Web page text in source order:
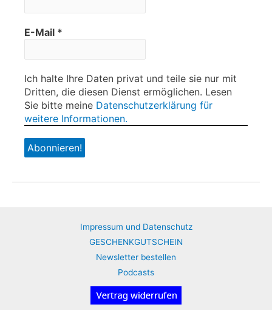
E-Mail *
Ich halte Ihre Daten privat und teile sie nur mit
Dritten, die diesen Dienst ermöglichen. Lesen
Sie bitte meine Datenschutzerklärung für
weitere Informationen.
Impressum und Datenschutz
GESCHENKGUTSCHEIN
Newsletter bestellen
Podcasts